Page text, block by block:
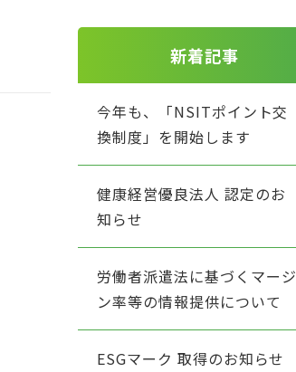
新着記事
今年も、「NSITポイント交
換制度」を開始します
健康経営優良法人 認定のお
知らせ
労働者派遣法に基づくマージ
ン率等の情報提供について
ESGマーク 取得のお知らせ